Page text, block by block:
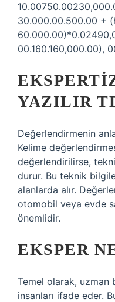
30.000.00.500.00 +
00.160.160,000.00),
YAZILIR
Değerlendirmenin
Kelime
değerlendirilirse,
durur. Bu teknik
alanlarda alır.
otomobil veya evde
önemlidir.
EKSPER
Temel olarak, uzman
insanları ifade eder.